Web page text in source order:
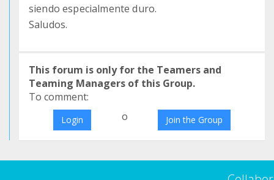
siendo especialmente duro.
Saludos.
This forum is only for the Teamers and
Teaming Managers of this Group.
To comment:
Login o Join the Group